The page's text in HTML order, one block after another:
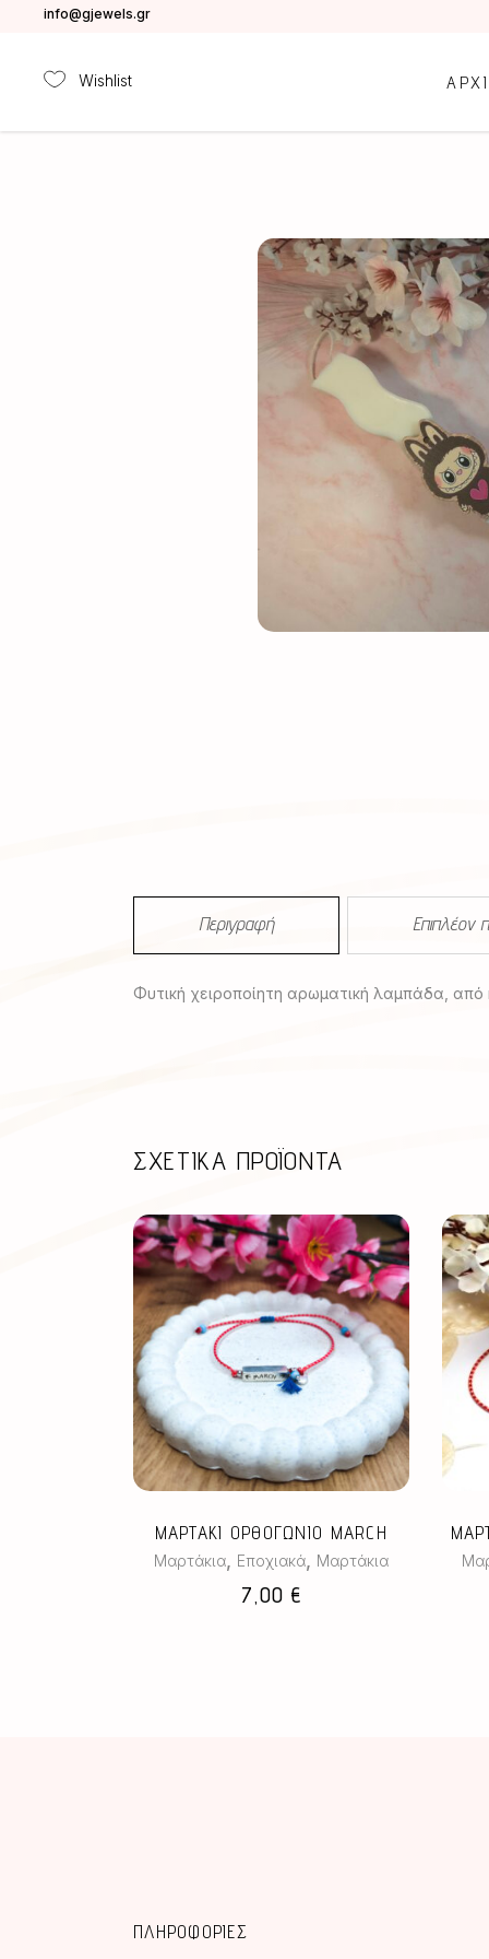
info@gjewels.gr
Wishlist
Περιγραφή Επιπλέον
Φυτική χειροποίητη αρωματική λαμπάδα, από
ΣΧΕΤΙΚΆ ΠΡΟΪΌΝΤΑ
ΜΑΡΤΑΚΙ ΟΡΘΟΓΩΝΙΟ MARCH
Μαρτάκια, Εποχιακά, Μαρτάκια
7,00 €
ΠΛΗΡΟΦΟΡΙΕΣ